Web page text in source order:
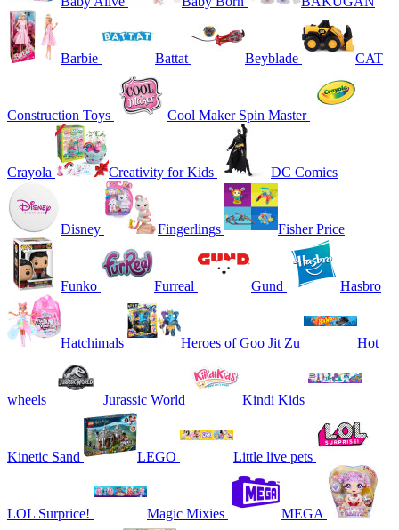
Barbie Battat Beyblade CAT
Construction Toys Cool Maker Spin Master
Crayola Creativity for Kids DC Comics
Disney Fingerlings Fisher Price
Funko Furreal Gund Hasbro
Hatchimals Heroes of Goo Jit Zu Hot
wheels Jurassic World Kindi Kids
Kinetic Sand LEGO Little live pets
LOL Surprice! Magic Mixies MEGA